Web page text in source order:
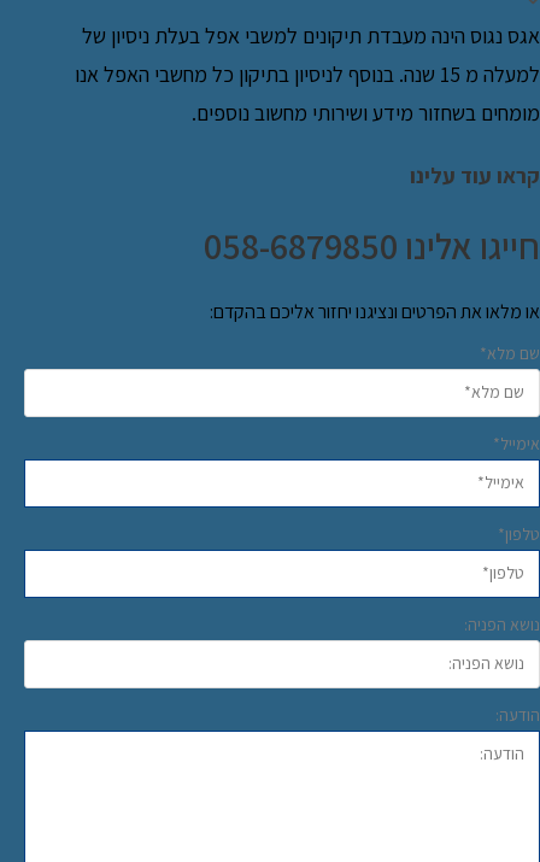
אגס נגוס הינה מעבדת תיקונים למשבי אפל בעלת ניסיון של
למעלה מ 15 שנה. בנוסף לניסיון בתיקון כל מחשבי האפל אנו
מומחים בשחזור מידע ושירותי מחשוב נוספים.
קראו עוד עלינו
חייגו אלינו 058-6879850
או מלאו את הפרטים ונציגנו יחזור אליכם בהקדם:
שם מלא*
אימייל*
טלפון*
נושא הפניה:
הודעה: